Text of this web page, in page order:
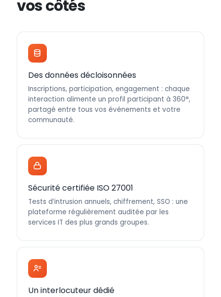
vos côtés
Des données décloisonnées
Inscriptions, participation, engagement : chaque
interaction alimente un profil participant à 360°,
partagé entre tous vos événements et votre
communauté.
Sécurité certifiée ISO 27001
Tests d’intrusion annuels, chiffrement, SSO : une
plateforme régulièrement auditée par les
services IT des plus grands groupes.
Un interlocuteur dédié